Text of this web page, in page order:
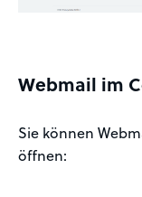
Webmail im
Sie können
öffnen: